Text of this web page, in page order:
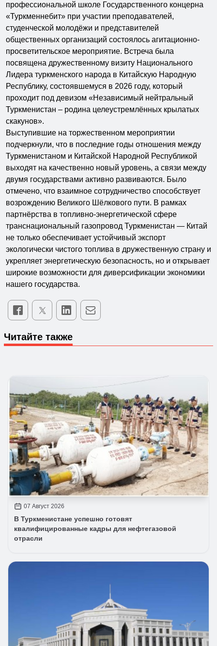
профессиональной школе Государственного концерна
«Туркменнебит» при участии преподавателей,
студенческой молодёжи и представителей
общественных организаций состоялось агитационно-
просветительское мероприятие. Встреча была
посвящена дружественному визиту Национального
Лидера туркменского народа в Китайскую Народную
Республику, состоявшемуся в 2026 году, который
проходит под девизом «Независимый нейтральный
Туркменистан – родина целеустремлённых крылатых
скакунов».
Выступившие на торжественном мероприятии
подчеркнули, что в последние годы отношения между
Туркменистаном и Китайской Народной Республикой
выходят на качественно новый уровень, а связи между
двумя государствами активно развиваются. Было
отмечено, что взаимное сотрудничество способствует
возрождению Великого Шёлкового пути. В рамках
партнёрства в топливно-энергетической сфере
транснациональный газопровод Туркменистан — Китай
не только обеспечивает устойчивый экспорт
экологически чистого топлива в дружественную страну и
укрепляет энергетическую безопасность, но и открывает
широкие возможности для диверсификации экономики
нашего государства.
Читайте также
07 Август 2026
В Туркменистане успешно готовят
квалифицированные кадры для нефтегазовой
отрасли